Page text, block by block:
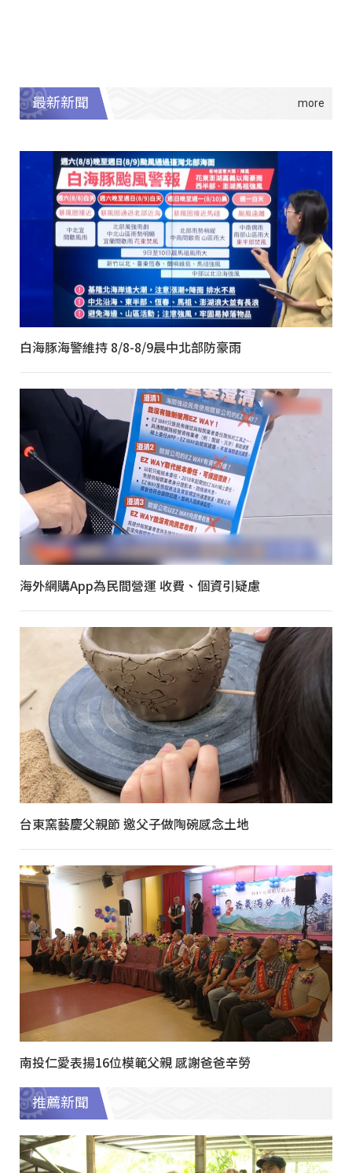
最新新聞
白海豚海警維持 8/8-8/9晨中北部防豪雨
海外網購App為民間營運 收費、個資引疑慮
台東窯藝慶父親節 邀父子做陶碗感念土地
南投仁愛表揚16位模範父親 感謝爸爸辛勞
推薦新聞